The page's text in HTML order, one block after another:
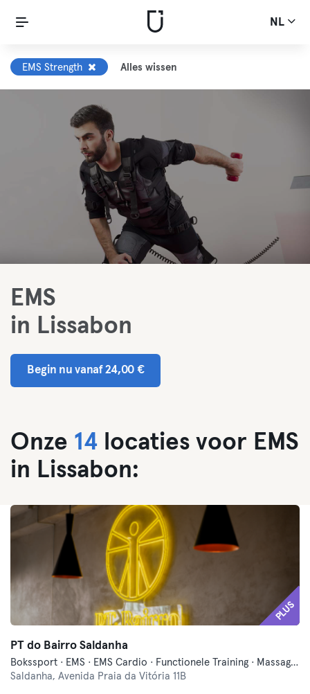
NL
EMS Strength Alles wissen
EMS
in Lissabon
Begin nu vanaf 24,00 €
Onze 14 locaties voor EMS
in Lissabon:
PLUS
PT do Bairro Saldanha
Bokssport · EMS · EMS Cardio · Functionele Training · Massage · Pilates · Pilates Reformer
Saldanha, Avenida Praia da Vitória 11B